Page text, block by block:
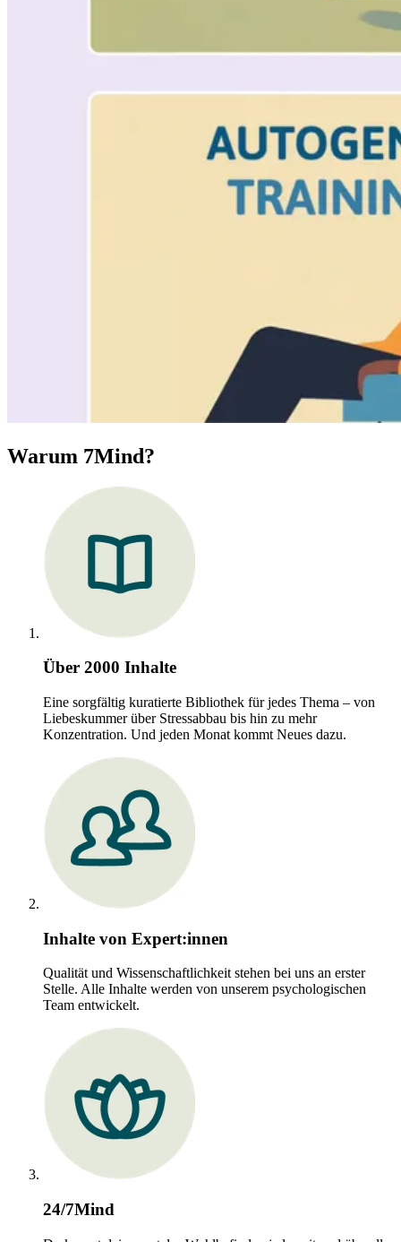
Warum 7Mind?
Über 2000 Inhalte
Eine sorgfältig kuratierte Bibliothek für jedes Thema – von
Liebeskummer über Stressabbau bis hin zu mehr
Konzentration. Und jeden Monat kommt Neues dazu.
Inhalte von Expert:innen
Qualität und Wissenschaftlichkeit stehen bei uns an erster
Stelle. Alle Inhalte werden von unserem psychologischen
Team entwickelt.
24/7Mind